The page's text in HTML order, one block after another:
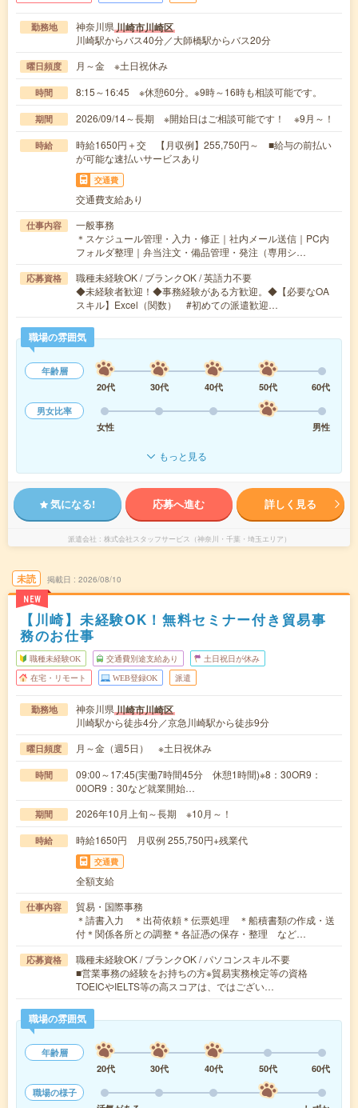
勤務地 神奈川県川崎市川崎区
川崎駅からバス40分／大師橋駅からバス20分
曜日頻度 月～金 ※土日祝休み
時間 8:15～16:45 ※休憩60分。※9時～16時も相談可能です。
期間 2026/09/14～長期 ※開始日はご相談可能です！ ※9月～！
時給
時給1650円＋交 【月収例】255,750円～ ■給与の前払い
が可能な速払いサービスあり
交通費
交通費支給あり
仕事内容
一般事務
＊スケジュール管理・入力・修正｜社内メール送信｜PC内
フォルダ整理｜弁当注文・備品管理・発注（専用シ…
応募資格
職種未経験OK / ブランクOK / 英語力不要
◆未経験者歓迎！◆事務経験がある方歓迎。◆【必要なOA
スキル】Excel（関数） #初めての派遣歓迎…
職場の雰囲気
年齢層
20代
30代 40代 50代
60代
男女比率
女性
男性
もっと見る
気になる! 応募へ進む 詳しく見る
派遣会社 株式会社スタッフサービス（神奈川・千葉・埼玉エリア）
未読
NEW
掲載日 2026/08/10
【川崎】未経験OK！無料セミナー付き貿易事
務のお仕事
職種未経験OK 交通費別途支給あり 土日祝日が休み
在宅・リモート WEB登録OK 派遣
勤務地 神奈川県川崎市川崎区
川崎駅から徒歩4分／京急川崎駅から徒歩9分
曜日頻度 月～金（週5日） ※土日祝休み
時間
09:00～17:45(実働7時間45分 休憩1時間)※8：30OR9：
00OR9：30など就業開始…
期間 2026年10月上旬～長期 ※10月～！
時給 時給1650円 月収例 255,750円+残業代
交通費
全額支給
仕事内容
貿易・国際事務
＊請書入力 ＊出荷依頼＊伝票処理 ＊船積書類の作成・送
付＊関係各所との調整＊各証憑の保存・整理 など…
応募資格
職種未経験OK / ブランクOK / パソコンスキル不要
■営業事務の経験をお持ちの方※貿易実務検定等の資格
TOEICやIELTS等の高スコアは、ではござい…
職場の雰囲気
年齢層
20代
30代 40代 50代
60代
職場の様子